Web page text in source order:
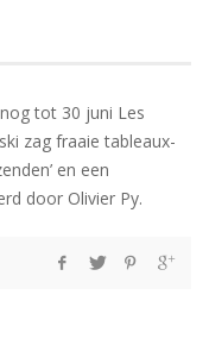
tot 30 juni Les
zag fraaie tableaux-
en een
door Olivier Py.